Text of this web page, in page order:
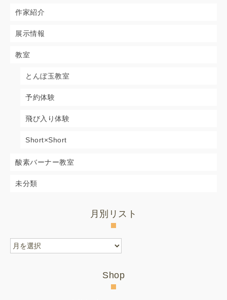
作家紹介
展示情報
教室
とんぼ玉教室
予約体験
飛び入り体験
Short×Short
酸素バーナー教室
未分類
月別リスト
月
別
Shop